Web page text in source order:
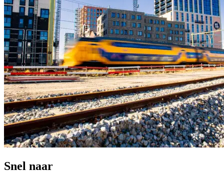
Snel naar